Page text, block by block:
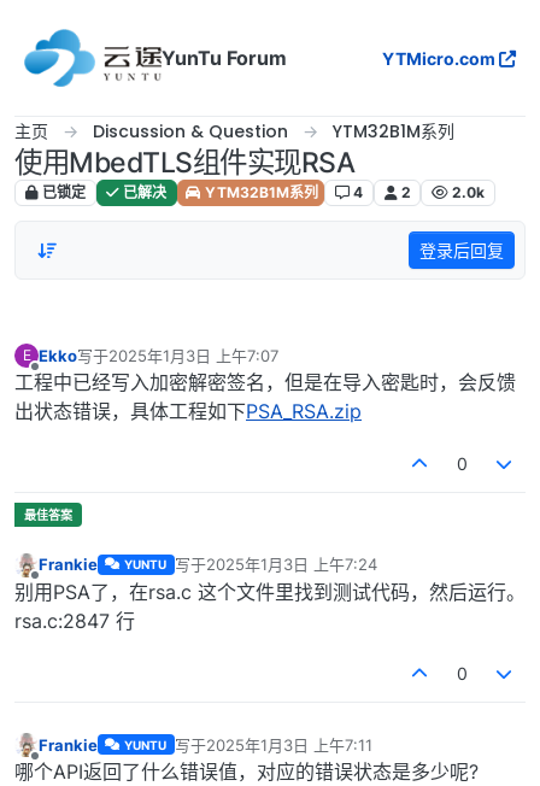
YunTu Forum
YTMicro.com
主页 Discussion & Question YTM32B1M系列
使用MbedTLS组件实现RSA
已锁定 已解决 YTM32B1M系列 4 2 2.0k
登录后回复
E
离线
Ekko写于2025年1月3日 上午7:07
最后由 编辑
工程中已经写入加密解密签名，但是在导入密匙时，会反馈
出状态错误，具体工程如下PSA_RSA.zip
0
离线
Frankie YUNTU 写于2025年1月3日 上午7:24
最后由 编辑
别用PSA了，在rsa.c 这个文件里找到测试代码，然后运行。
rsa.c:2847 行
0
离线
Frankie YUNTU 写于2025年1月3日 上午7:11
最后由 编辑
哪个API返回了什么错误值，对应的错误状态是多少呢?